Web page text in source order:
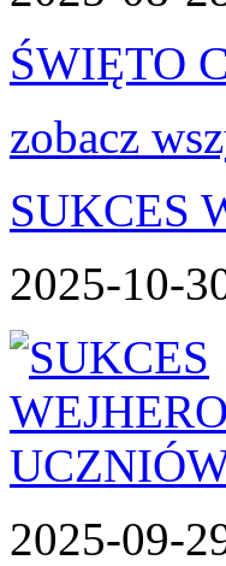
ŚWIĘTO
zobacz
SUKCES
2025-10-
2025-09-